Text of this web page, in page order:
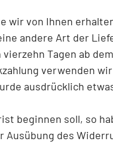
wir von Ihnen
andere Art der
Tagen ab
verwenden
ausdrücklich
beginnen soll, so
Ausübung des